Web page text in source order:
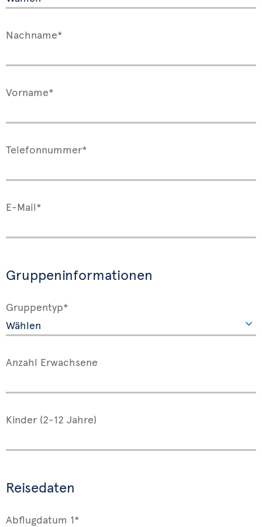
Nachname*
Vorname*
Telefonnummer*
E-Mail*
Gruppeninformationen
Gruppentyp*
Anzahl Erwachsene
Kinder (2-12 Jahre)
Reisedaten
Abflugdatum 1*